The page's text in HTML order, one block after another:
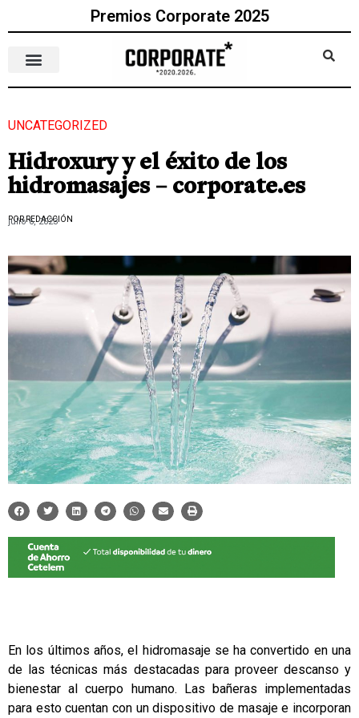
Premios Corporate 2025
UNCATEGORIZED
Hidroxury y el éxito de los
hidromasajes – corporate.es
POR REDACCIÓN
julio 6, 2023
En los últimos años, el hidromasaje se ha convertido en una
de las técnicas más destacadas para proveer descanso y
bienestar al cuerpo humano. Las bañeras implementadas
para esto cuentan con un dispositivo de masaje e incorporan